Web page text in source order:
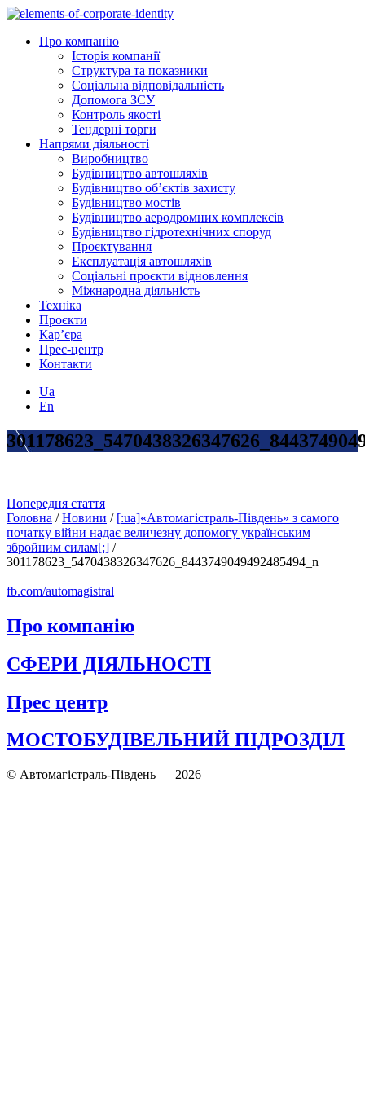
Skip
contentПро компанію
Історія компанії
Структура та показники
Соціальна відповідальність
Допомога ЗСУ
Контроль якості
Тендерні торги
Напрями діяльності
Виробництво
Будівництво автошляхів
Будівництво обʼєктів захисту
Будівництво мостів
Будівництво аеродромних комплексів
Будівництво гідротехнічних споруд
Проєктування
Експлуатація автошляхів
Соціальні проєкти відновлення
Міжнародна діяльність
Техніка
Проєкти
Кар’єра
Прес-центр
Контакти
Ua
En
Попередня стаття
Головна / Новини / [:ua]«Автомагістраль-Південь» з самого
початку війни надає величезну допомогу українським
збройним силам[:] /
301178623_5470438326347626_8443749049492485494_n
fb.com/automagistral
Про компанію
СФЕРИ ДІЯЛЬНОСТІ
Прес центр
МОСТОБУДІВЕЛЬНИЙ ПІДРОЗДІЛ
© Автомагістраль-Південь — 2026